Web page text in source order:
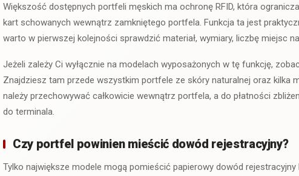
Większość dostępnych portfeli męskich ma ochronę RFID, która
kart schowanych wewnątrz zamkniętego portfela. Funkcja ta jest
warto w pierwszej kolejności sprawdzić materiał, wymiary, liczbę miejsc
Jeżeli zależy Ci wyłącznie na modelach wyposażonych w tę funkcję,
Znajdziesz tam przede wszystkim portfele ze skóry naturalnej oraz kilka
należy przechowywać całkowicie wewnątrz portfela, a do płatności
do terminala.
Czy portfel powinien mieścić dowód rejestracyjny?
Tylko największe modele mogą pomieścić papierowy dowód